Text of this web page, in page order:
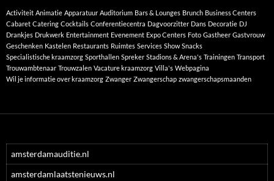
Activiteit Animatie Apparatuur Auditorium Bars & Lounges Brunch Business Centers
Cabaret Catering Cocktails Conferentiecentra Dagvoorzitter Dans Decoratie DJ
Drankjes Drukwerk Entertainment Evenement Expo Centers Foto Gastheer Gastvrouw
Geschenken Kastelen Restaurants Ruimtes Services Show Snacks
Specialistische kraamzorg Sporthallen Spreker Stadions & Arena's Trainingen Transport
Trouwambtenaar Trouwzalen Vacature kraamzorg Villa's Webpagina
Wil je informatie over kraamzorg Zwanger Zwangerschap zwangerschapsmaanden
amsterdamauditie.nl
amsterdamlaatstenieuws.nl